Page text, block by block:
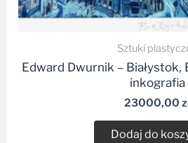
Sztuki
Edward Dwurnik – Białystok,
inkografia
23000,00
Dodaj do